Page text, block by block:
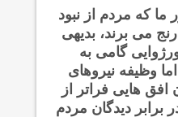
که مردم از نبود
می برند، بدیهی
گامی به
وظیفه نیروهای
هایی فراتر از
برابر دیدگان مردم